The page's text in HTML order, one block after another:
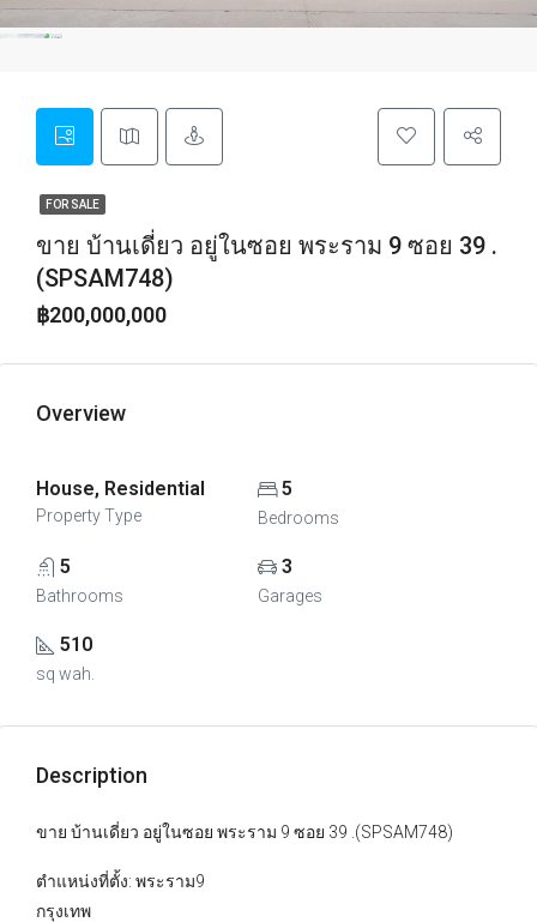
FOR SALE
ขาย บ้านเดี่ยว อยู่ในซอย พระราม 9 ซอย 39 .
(SPSAM748)
฿200,000,000
Overview
House, Residential
Property Type
5
Bedrooms
5
Bathrooms
3
Garages
510
sq wah.
Description
ขาย บ้านเดี่ยว อยู่ในซอย พระราม 9 ซอย 39 .(SPSAM748)
ตำแหน่งที่ตั้ง: พระราม9
กรุงเทพ